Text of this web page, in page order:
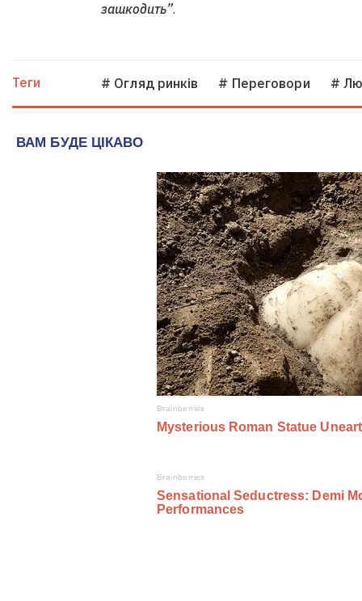
зашкодить”.
Теги # Огляд ринків # Переговори #